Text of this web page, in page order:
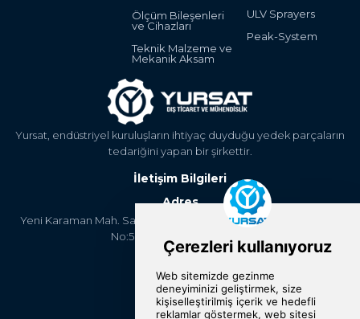
Yursat, endüstriyel kuruluşların ihtiyaç duyduğu yedek parçaların
tedariğini yapan bir şirkettir.
Ölçüm Bileşenleri
ve Cihazları
Teknik Malzeme ve
Mekanik Aksam
ULV Sprayers
Peak-System
İletişim Bilgileri
Adres
Yeni Karaman Mah. Sanayi Cad. 4. Kantar Sok. Asya Plaza Kat:5
No:505 Osmangazi/BURSA
+90 224 2400304
E-Posta